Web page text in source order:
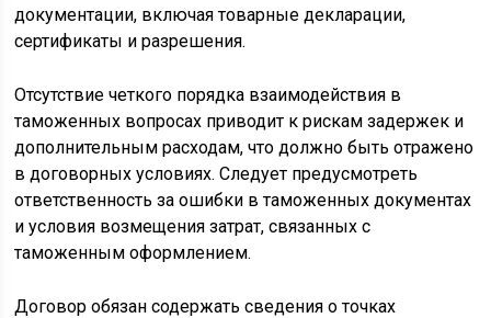
документации, включая товарные декларации,
сертификаты и разрешения.
Отсутствие четкого порядка взаимодействия в
таможенных вопросах приводит к рискам задержек и
дополнительным расходам, что должно быть отражено
в договорных условиях. Следует предусмотреть
ответственность за ошибки в таможенных документах
и условия возмещения затрат, связанных с
таможенным оформлением.
Договор обязан содержать сведения о точках